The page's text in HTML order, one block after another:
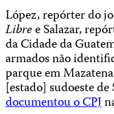
López, repórter do
Libree Salazar,
da Cidade da
armados não
parque em
[estado] sudoeste
documentou o CPJ